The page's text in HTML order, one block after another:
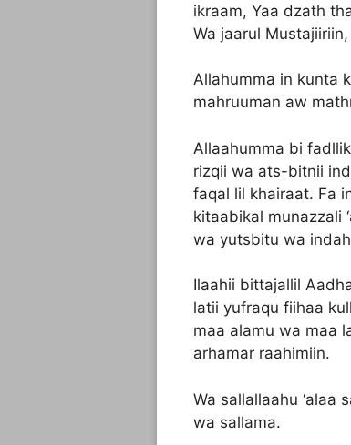
ikraam, Yaa dzath
Wa jaarul
Allahumma in kunta
mahruuman aw
Allaahumma bi
rizqii wa ats-bitnii
faqal lil khairaat. Fa
kitaabikal munazzali
wa yutsbitu wa
Ilaahii bittajallil
latii yufraqu fiihaa
maa alamu wa maa
arhamar raahimiin.
Wa sallallaahu ‘alaa
wa sallama.